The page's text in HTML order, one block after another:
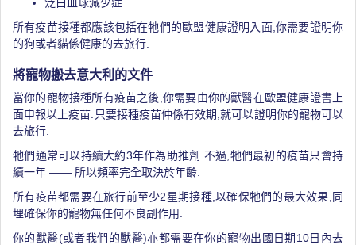
所有疫苗接種都應該包括在牠們的歐盟健康證明入面,你需要證明你
的狗或者貓係健康的去旅行.
將寵物搬去意大利的文件
當你的寵物接種所有疫苗之後,你需要由你的獸醫在歐盟健康證書上
面申報以上疫苗.只要接種疫苗仲係有效期,就可以證明你的寵物可以
去旅行.
牠們通常可以持續大約3年作為助推劑.不過,牠們最初的疫苗只會持
續一年 —— 所以頻率完全取決於年齡.
所有疫苗都需要在旅行前至少2星期接種,以確保牠們的最大效果,同
埋確保你的寵物無任何不良副作用.
你的獸醫(或者我們的獸醫)亦都需要在你的寵物出國日期10日內去